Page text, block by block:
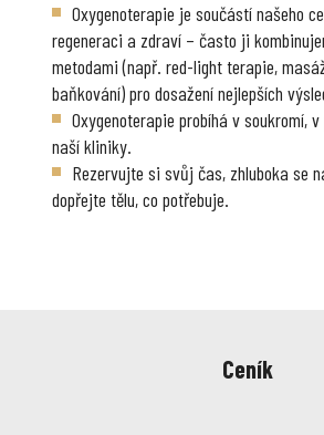
Oxygenoterapie je součástí našeho
regeneraci a zdraví – často ji
metodami (např. red-light terapie,
baňkování) pro dosažení nejlepších
Oxygenoterapie probíhá v soukromí,
naší kliniky.
Rezervujte si svůj čas, zhluboka se
dopřejte tělu, co potřebuje.
Ceník